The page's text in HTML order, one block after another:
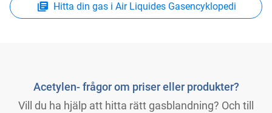
Hitta din gas i Air Liquides Gasencyklopedi
Acetylen- frågor om priser eller produkter?
Vill du ha hjälp att hitta rätt gasblandning? Och till